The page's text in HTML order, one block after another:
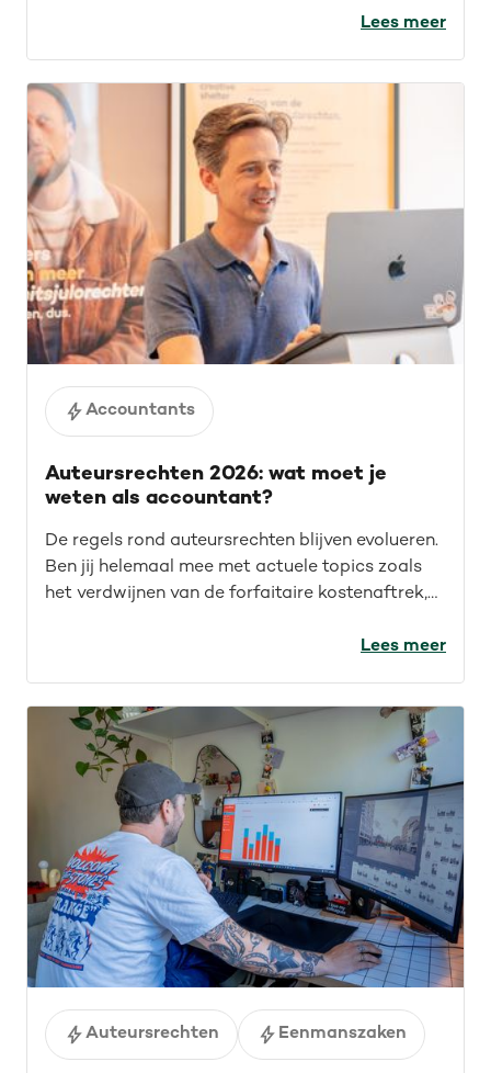
voor IT’ers? Welke opdrachten vallen nu onder
een overzicht.
Lees meer
Accountants
Auteursrechten 2026: wat moet je
weten als accountant?
De regels rond auteursrechten blijven evolueren.
Ben jij helemaal mee met actuele topics zoals
het verdwijnen van de forfaitaire kostenaftrek,
IT-sector? Lees de recap van ons webinar en
Lees meer
Auteursrechten Eenmanszaken